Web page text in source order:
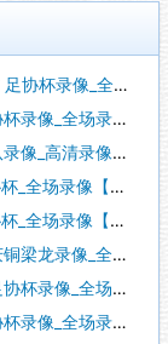
录像【高清回放】
录像【全场回放】
像【全场回放】
像【全场回放】
像【全场回放】
录像【高清回放】
录像【高清回放】
录像【全场回放】